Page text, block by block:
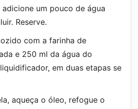
um pouco de água
Reserve.
com a farinha de
e 250 ml da água do
em duas etapas se
aqueça o óleo, refogue o